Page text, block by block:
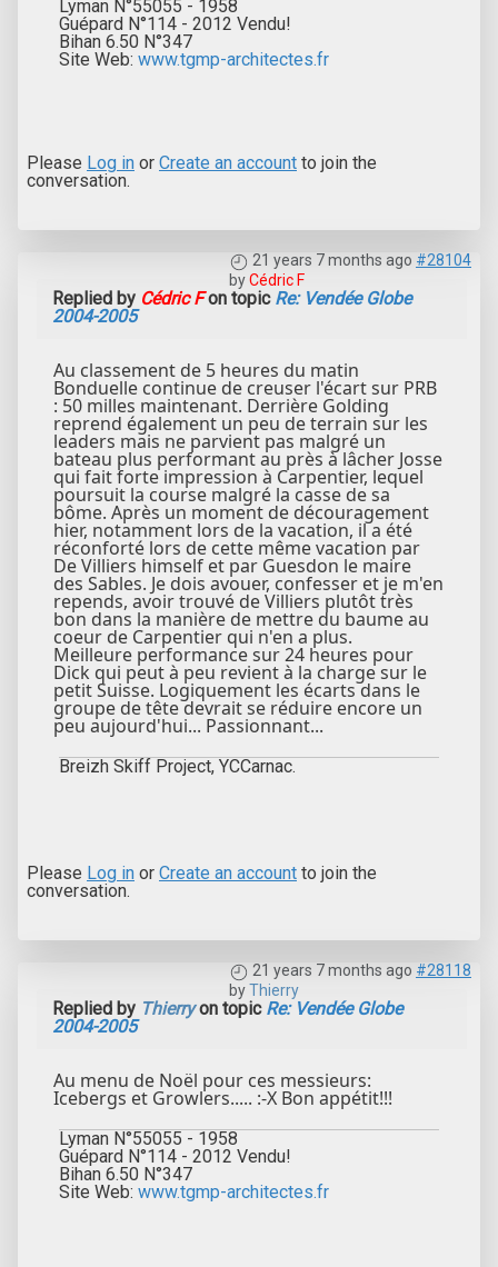
Lyman N°55055 - 1958
Guépard N°114 - 2012 Vendu!
Bihan 6.50 N°347
Site Web: www.tgmp-architectes.fr
Please Log in or Create an account to join the
conversation.
21 years 7 months ago #28104
byCédric F
Replied by Cédric Fon topic Re: Vendée Globe
2004-2005
Au classement de 5 heures du matin
Bonduelle continue de creuser l'écart sur PRB
: 50 milles maintenant. Derrière Golding
reprend également un peu de terrain sur les
leaders mais ne parvient pas malgré un
bateau plus performant au près à lâcher Josse
qui fait forte impression à Carpentier, lequel
poursuit la course malgré la casse de sa
bôme. Après un moment de découragement
hier, notamment lors de la vacation, il a été
réconforté lors de cette même vacation par
De Villiers himself et par Guesdon le maire
des Sables. Je dois avouer, confesser et je m'en
repends, avoir trouvé de Villiers plutôt très
bon dans la manière de mettre du baume au
coeur de Carpentier qui n'en a plus.
Meilleure performance sur 24 heures pour
Dick qui peut à peu revient à la charge sur le
petit Suisse. Logiquement les écarts dans le
groupe de tête devrait se réduire encore un
peu aujourd'hui... Passionnant...
Breizh Skiff Project, YCCarnac.
Please Log in or Create an account to join the
conversation.
21 years 7 months ago #28118
byThierry
Replied by Thierryon topic Re: Vendée Globe
2004-2005
Au menu de Noël pour ces messieurs:
Icebergs et Growlers..... :-X Bon appétit!!!
Lyman N°55055 - 1958
Guépard N°114 - 2012 Vendu!
Bihan 6.50 N°347
Site Web: www.tgmp-architectes.fr